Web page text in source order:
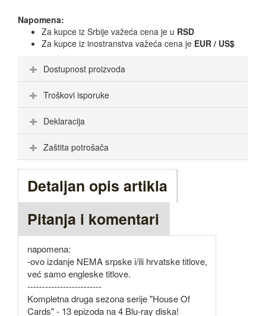
Napomena:
Za kupce iz Srbije važeća cena je u RSD
Za kupce iz inostranstva važeća cena je EUR / US$
Dostupnost proizvoda
Troškovi isporuke
Deklaracija
Zaštita potrošača
Detaljan opis artikla
Pitanja i komentari
napomena:
-ovo izdanje NEMA srpske i/ili hrvatske titlove,
već samo engleske titlove.
-------------------------
Kompletna druga sezona serije "House Of
Cards" - 13 epizoda na 4 Blu-ray diska!